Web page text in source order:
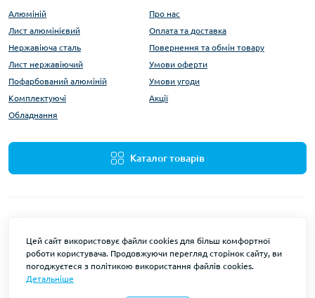
Алюміній
Лист алюмінієвий
Нержавіюча сталь
Лист нержавіючий
Пофарбований алюміній
Комплектуючі
Обладнання
Про нас
Оплата та доставка
Повернення та обмін товару
Умови оферти
Умови угоди
Акції
Каталог товарів
ALUMARKET © 2026
Разработка и поддержка сайтов
Цей сайт використовує файли cookies для більш комфортної
роботи користувача. Продовжуючи перегляд сторінок сайту, ви
погоджуєтеся з політикою використання файлів cookies.
Детальніше